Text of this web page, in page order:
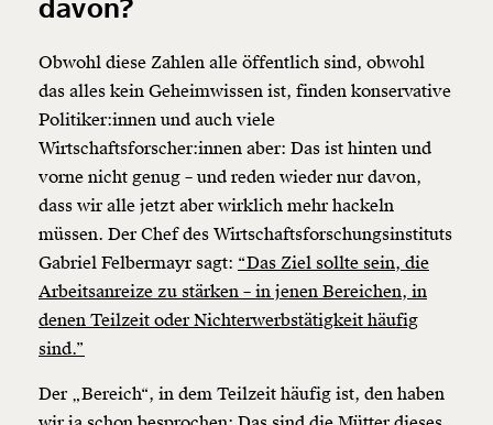
davon?
Obwohl diese Zahlen alle öffentlich sind, obwohl
das alles kein Geheimwissen ist, finden konservative
Politiker:innen und auch viele
Wirtschaftsforscher:innen aber: Das ist hinten und
vorne nicht genug – und reden wieder nur davon,
dass wir alle jetzt aber wirklich mehr hackeln
müssen. Der Chef des Wirtschaftsforschungsinstituts
Gabriel Felbermayr sagt: “Das Ziel sollte sein, die
Arbeitsanreize zu stärken – in jenen Bereichen, in
denen Teilzeit oder Nichterwerbstätigkeit häufig
sind.”
Der „Bereich“, in dem Teilzeit häufig ist, den haben